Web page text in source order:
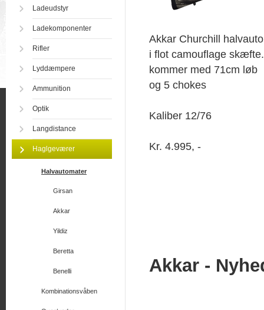
Ladeudstyr
Ladekomponenter
Rifler
Lyddæmpere
Ammunition
Optik
Langdistance
Haglgeværer
Halvautomater
Girsan
Akkar
Yildiz
Beretta
Benelli
Kombinationsvåben
Akkar Churchill
i flot camouflage skæfte.
kommer med 71cm løb
og 5 chokes
Kaliber 12/76
Kr. 4.995, -
Akkar -